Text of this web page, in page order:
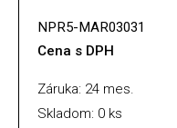
NPR5-MAR03031
Cena s DPH
Záruka: 24 mes.
Skladom: 0 ks